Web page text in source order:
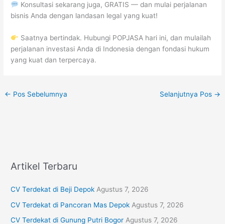
Konsultasi sekarang juga, GRATIS — dan mulai perjalanan
bisnis Anda dengan landasan legal yang kuat!
Saatnya bertindak. Hubungi POPJASA hari ini, dan mulailah
perjalanan investasi Anda di Indonesia dengan fondasi hukum
yang kuat dan terpercaya.
← Pos Sebelumnya Selanjutnya Pos →
Artikel Terbaru
CV Terdekat di Beji Depok Agustus 7, 2026
CV Terdekat di Pancoran Mas Depok Agustus 7, 2026
CV Terdekat di Gunung Putri Bogor Agustus 7, 2026